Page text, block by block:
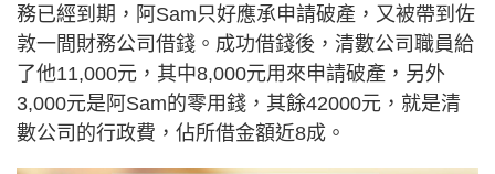
務已經到期，阿Sam只好應承申請破產，又被帶到佐
敦一間財務公司借錢。成功借錢後，清數公司職員給
了他11,000元，其中8,000元用來申請破產，另外
3,000元是阿Sam的零用錢，其餘42000元，就是清
數公司的行政費，佔所借金額近8成。